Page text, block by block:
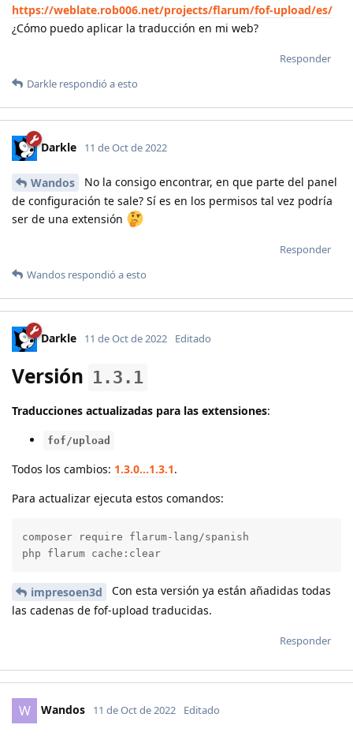
https://weblate.rob006.net/projects/flarum/fof-upload/es/
¿Cómo puedo aplicar la traducción en mi web?
Responder
Darkle respondió a esto
Darkle 11 de Oct de 2022
Wandos
No la consigo encontrar, en que parte del panel
de configuración te sale? Sí es en los permisos tal vez podría
ser de una extensión
Responder
Wandos respondió a esto
Darkle 11 de Oct de 2022 Editado
Versión 1.3.1
Traducciones actualizadas para las extensiones:
fof/upload
Todos los cambios: 1.3.0...1.3.1.
Para actualizar ejecuta estos comandos:
composer require flarum-lang/spanish
php flarum cache:clear
impresoen3d
Con esta versión ya están añadidas todas
las cadenas de fof-upload traducidas.
Responder
W Wandos 11 de Oct de 2022 Editado